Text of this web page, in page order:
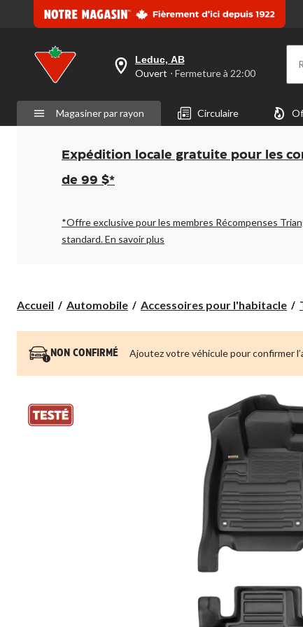
votre
est
Leduc,
AB,
Ouvert,
Fermeture
à
pour
changer
Leduc, AB
Ouvert ⋅ Fermeture à 22:00
Magasiner par rayon Circulaire
Expédition locale gratuite pour les
de 99 $*
*Offre exclusive pour les membres Récompenses
standard.En savoir plus
Accueil Automobile Accessoires pour l'habitacle
NON CONFIRMÉ Ajoutez votre véhicule pour confirmer